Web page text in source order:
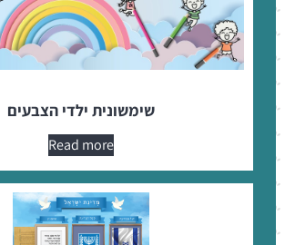
שימשונית ילדי הצבעים
Read more